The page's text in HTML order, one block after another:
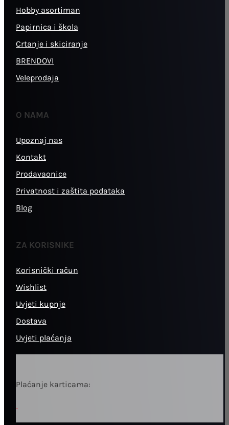
Hobby asortiman
Papirnica i škola
Crtanje i skiciranje
BRENDOVI
Veleprodaja
O NAMA
Upoznaj nas
Kontakt
Prodavaonice
Privatnost i zaštita podataka
Blog
ZA KORISNIKE
Korisnički račun
Wishlist
Uvjeti kupnje
Dostava
Uvjeti plaćanja
Plaćanje karticama: